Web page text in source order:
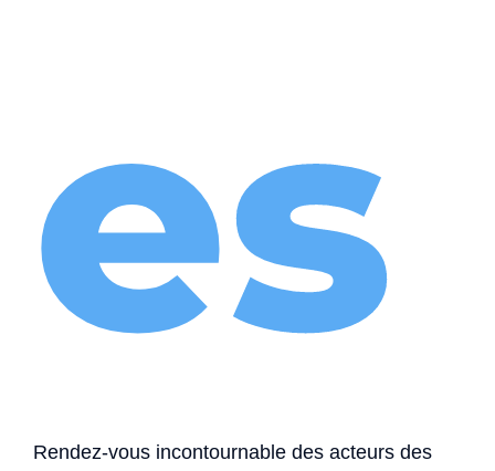
es
Rendez-vous incontournable des acteurs des